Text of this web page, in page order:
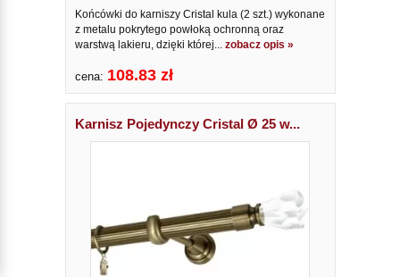
Końcówki do karniszy Cristal kula (2 szt.) wykonane
z metalu pokrytego powłoką ochronną oraz
warstwą lakieru, dzięki której... zobacz opis »
cena: 108.83 zł
Karnisz Pojedynczy Cristal Ø 25 w...